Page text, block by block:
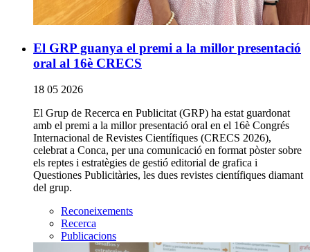
El GRP guanya el premi a la millor presentació
oral al 16è CRECS
18 05 2026
El Grup de Recerca en Publicitat (GRP) ha estat guardonat
amb el premi a la millor presentació oral en el 16è Congrés
Internacional de Revistes Científiques (CRECS 2026),
celebrat a Conca, per una comunicació en format pòster sobre
els reptes i estratègies de gestió editorial de grafica i
Questiones Publicitàries, les dues revistes científiques diamant
del grup.
Reconeixements
Recerca
Publicacions